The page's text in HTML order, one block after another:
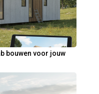
bouwen voor jouw